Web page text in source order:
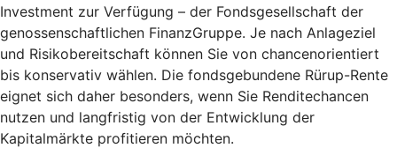
Investment zur Verfügung – der Fondsgesellschaft der
genossenschaftlichen FinanzGruppe. Je nach Anlageziel
und Risikobereitschaft können Sie von chancenorientiert
bis konservativ wählen. Die fondsgebundene Rürup-Rente
eignet sich daher besonders, wenn Sie Renditechancen
nutzen und langfristig von der Entwicklung der
Kapitalmärkte profitieren möchten.